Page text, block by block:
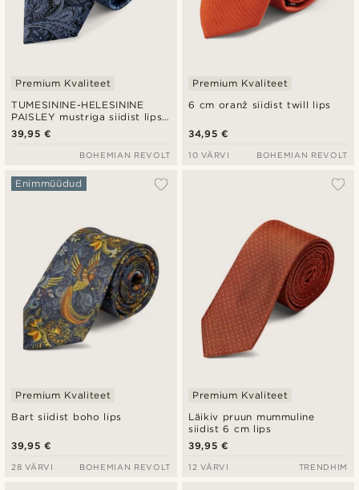
TUMESININE-HELESININE
PAISLEY mustriga siidist lips |
6 cm
Premium Kvaliteet
39,95 €
BOHEMIAN REVOLT
6 cm oranž siidist twill lips
Premium Kvaliteet
34,95 €
10 VÄRVI BOHEMIAN REVOLT
Bart siidist boho lips
Enimmüüdud
Premium Kvaliteet
39,95 €
28 VÄRVI BOHEMIAN REVOLT
Läikiv pruun mummuline
siidist 6 cm lips
Premium Kvaliteet
39,95 €
12 VÄRVI TRENDHIM